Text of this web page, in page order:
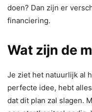
doen? Dan zijn er
financiering.
Wat zijn de
Je ziet het natuurlijk al
perfecte idee, hebt
dat dit plan zal slagen.